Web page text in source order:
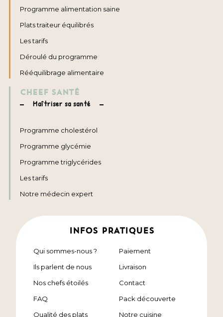
Programme alimentation saine
Plats traiteur équilibrés
Les tarifs
Déroulé du programme
Rééquilibrage alimentaire
CHEEF SANTÉ
Maîtriser sa santé
Programme cholestérol
Programme glycémie
Programme triglycérides
Les tarifs
Notre médecin expert
INFOS PRATIQUES
Qui sommes-nous ?
Ils parlent de nous
Nos chefs étoilés
FAQ
Qualité des plats
Paiement
Livraison
Contact
Pack découverte
Notre cuisine